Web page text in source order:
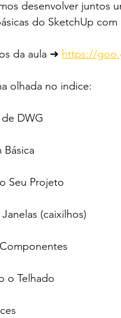
desenvolver
do SketchUp
da aula ➜ https://
olhada no indice:
DWG
Seu Projeto
(caixilhos)
o Telhado